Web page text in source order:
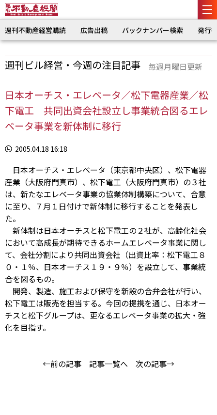
週刊不動産経営購読 広告出稿 バックナンバー検索 発行
週刊ビル経営・今週の注目記事 毎週月曜日更新
日本オーチス・エレベータ／松下電器産業／松
下電工 共同出資会社設立し事業統合図るエレ
ベータ事業を新体制に移行
2005.04.18 16:18
日本オーチス・エレベータ（東京都中央区）、松下電器
産業（大阪府門真市）、松下電工（大阪府門真市）の３社
は、新たなエレベータ事業の協業体制構築について、合意
に至り、７月１日付けで新体制に移行することを発表し
た。
新体制は日本オーチスと松下電工の２社が、高齢化社会
において高成長が期待できるホームエレベータ事業に関し
て、会社分割により共同出資会社（出資比率：松下電工８
０・１％、日本オーチス１９・９％）を設立して、事業統
合を図るもの。
開発、製造、施工および保守を新設の合弁会社が行い、
松下電工は販売を担当する。今回の提携を通じ、日本オー
チスと松下グループは、更なるエレベータ事業の拡大・強
化を目指す。
←前の記事 記事一覧へ 次の記事→